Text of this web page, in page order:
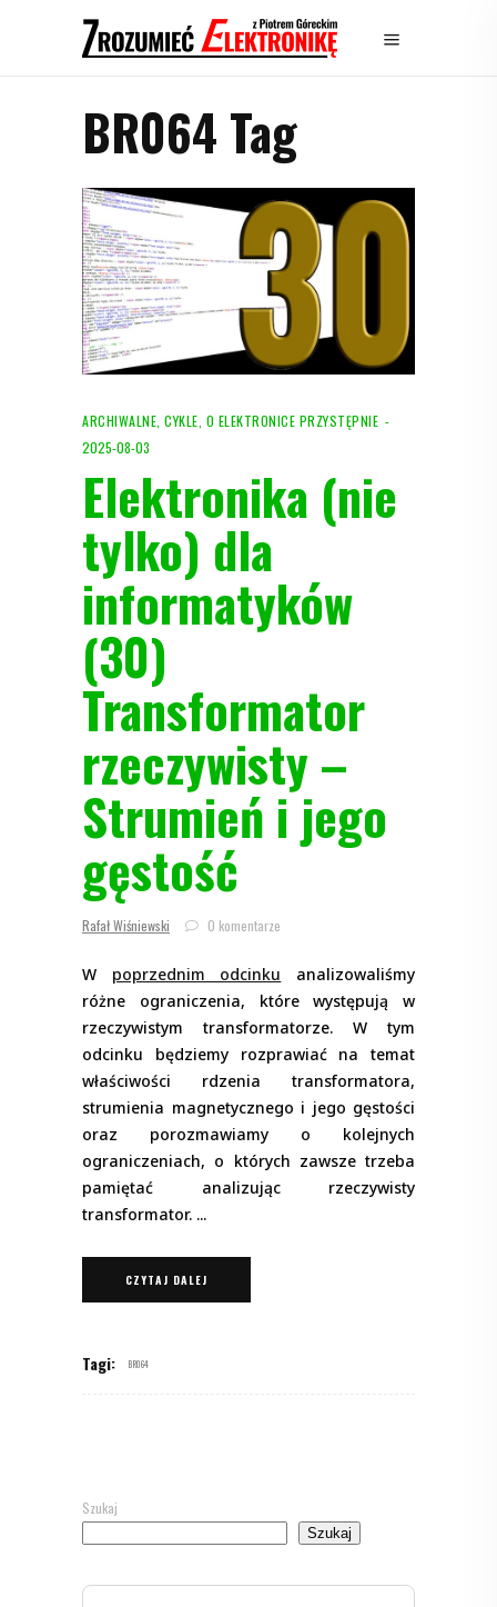
BR064 Tag
ARCHIWALNE, CYKLE, O ELEKTRONICE PRZYSTĘPNIE
2025-08-03
Elektronika (nie
tylko) dla
informatyków
(30)
Transformator
rzeczywisty –
Strumień i jego
gęstość
Rafał Wiśniewski 0 komentarze
W poprzednim odcinku analizowaliśmy
różne ograniczenia, które występują w
rzeczywistym transformatorze. W tym
odcinku będziemy rozprawiać na temat
właściwości rdzenia transformatora,
strumienia magnetycznego i jego gęstości
oraz porozmawiamy o kolejnych
ograniczeniach, o których zawsze trzeba
pamiętać analizując rzeczywisty
transformator.
CZYTAJ DALEJ
Tagi: BR064
Szukaj
Szukaj